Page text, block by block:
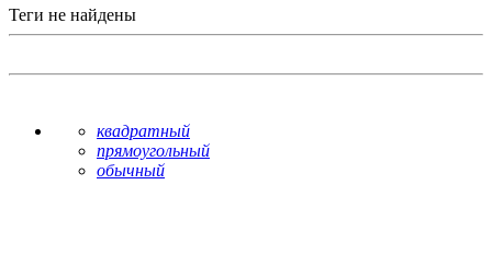
Теги не найдены
квадратный
прямоугольный
обычный